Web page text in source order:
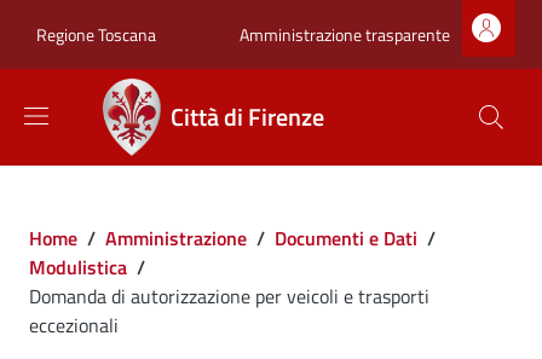
Regione Toscana Zona superiore
Amministrazione trasparente
Città di Firenze
Briciole di pane
Home / Amministrazione / Documenti e Dati /
Modulistica /
Domanda di autorizzazione per veicoli e trasporti
eccezionali